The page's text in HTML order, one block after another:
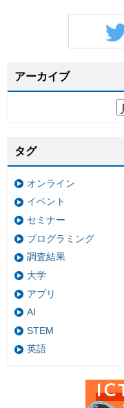
アーカイブ
タグ
オンライン
イベント
セミナー
プログラミング
調査結果
大学
アプリ
AI
STEM
英語